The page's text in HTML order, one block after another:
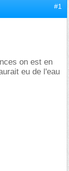
#1
on est en
eu de l'eau